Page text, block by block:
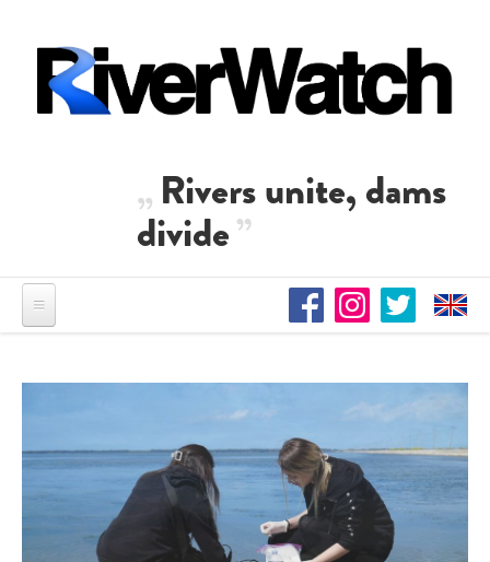
Rivers unite, dams
divide